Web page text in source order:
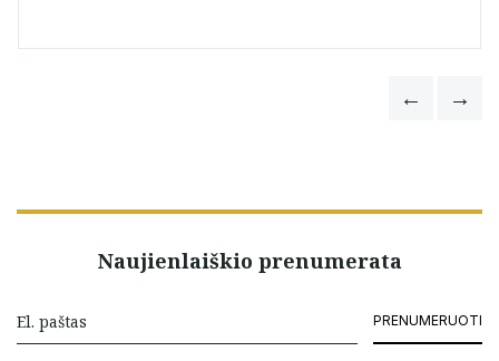
Naujienlaiškio prenumerata
PRENUMERUOTI